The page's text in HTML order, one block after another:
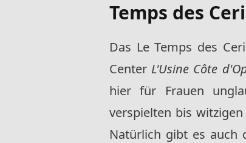
Temps des
Das Le Temps des
Center L'Usine Côte
hier für Frauen
verspielten bis
Natürlich gibt es auch